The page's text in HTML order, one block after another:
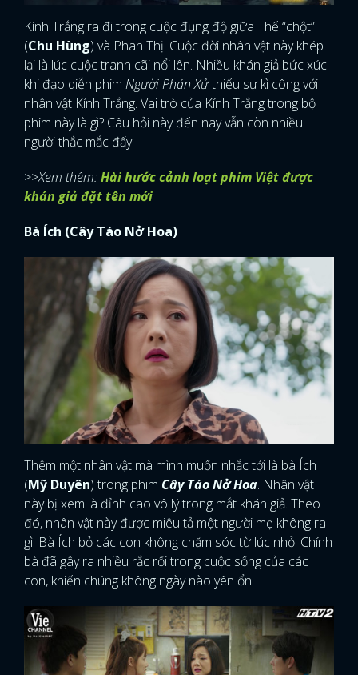
x
ĐĂNG NHẬP
Kính Trắng ra đi trong cuộc đụng độ giữa Thế “chột”
(Chu Hùng) và Phan Thị. Cuộc đời nhân vật này khép
lại là lúc cuộc tranh cãi nổi lên. Nhiều khán giả bức xúc
khi đạo diễn phim Người Phán Xửthiếu sự kì công với
nhân vật Kính Trắng. Vai trò của Kính Trắng trong bộ
phim này là gì? Câu hỏi này đến nay vẫn còn nhiều
người thắc mắc đấy.
>>Xem thêm:Hài hước cảnh loạt phim Việt được
khán giả đặt tên mới
Bà Ích (Cây Táo Nở Hoa)
Thêm một nhân vật mà mình muốn nhắc tới là bà Ích
(Mỹ Duyên) trong phim Cây Táo Nở Hoa. Nhân vật
này bị xem là đỉnh cao vô lý trong mắt khán giả. Theo
đó, nhân vật này được miêu tả một người mẹ không ra
gì. Bà Ích bỏ các con không chăm sóc từ lúc nhỏ. Chính
bà đã gây ra nhiều rắc rối trong cuộc sống của các
con, khiến chúng không ngày nào yên ổn.